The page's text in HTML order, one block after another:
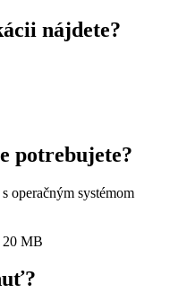
nájdete?
potrebujete?
operačným systémom
20 MB